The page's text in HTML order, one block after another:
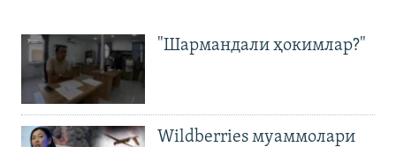
"Шармандали ҳокимлар?"
Wildberries муаммолари